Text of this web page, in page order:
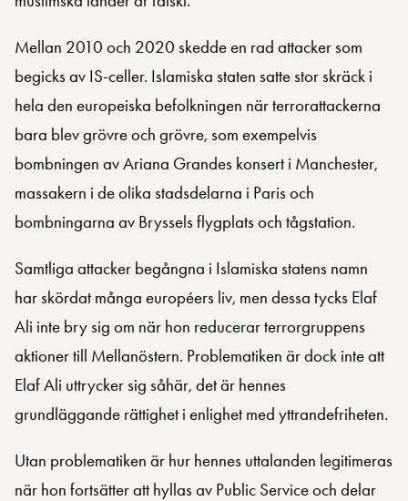
Mellan 2010 och 2020 skedde en rad attacker som
begicks av IS-celler. Islamiska staten satte stor skräck i
hela den europeiska befolkningen när terrorattackerna
bara blev grövre och grövre, som exempelvis
bombningen av Ariana Grandes konsert i Manchester,
massakern i de olika stadsdelarna i Paris och
bombningarna av Bryssels flygplats och tågstation.
Samtliga attacker begångna i Islamiska statens namn
har skördat många européers liv, men dessa tycks Elaf
Ali inte bry sig om när hon reducerar terrorgruppens
aktioner till Mellanöstern. Problematiken är dock inte att
Elaf Ali uttrycker sig såhär, det är hennes
grundläggande rättighet i enlighet med yttrandefriheten.
Utan problematiken är hur hennes uttalanden legitimeras
när hon fortsätter att hyllas av Public Service och delar